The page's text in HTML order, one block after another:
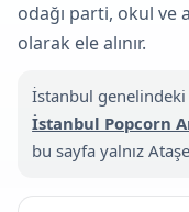
odağı parti, okul ve
olarak ele alınır.
İstanbul genelindeki
İstanbul Popcorn
bu sayfa yalnız